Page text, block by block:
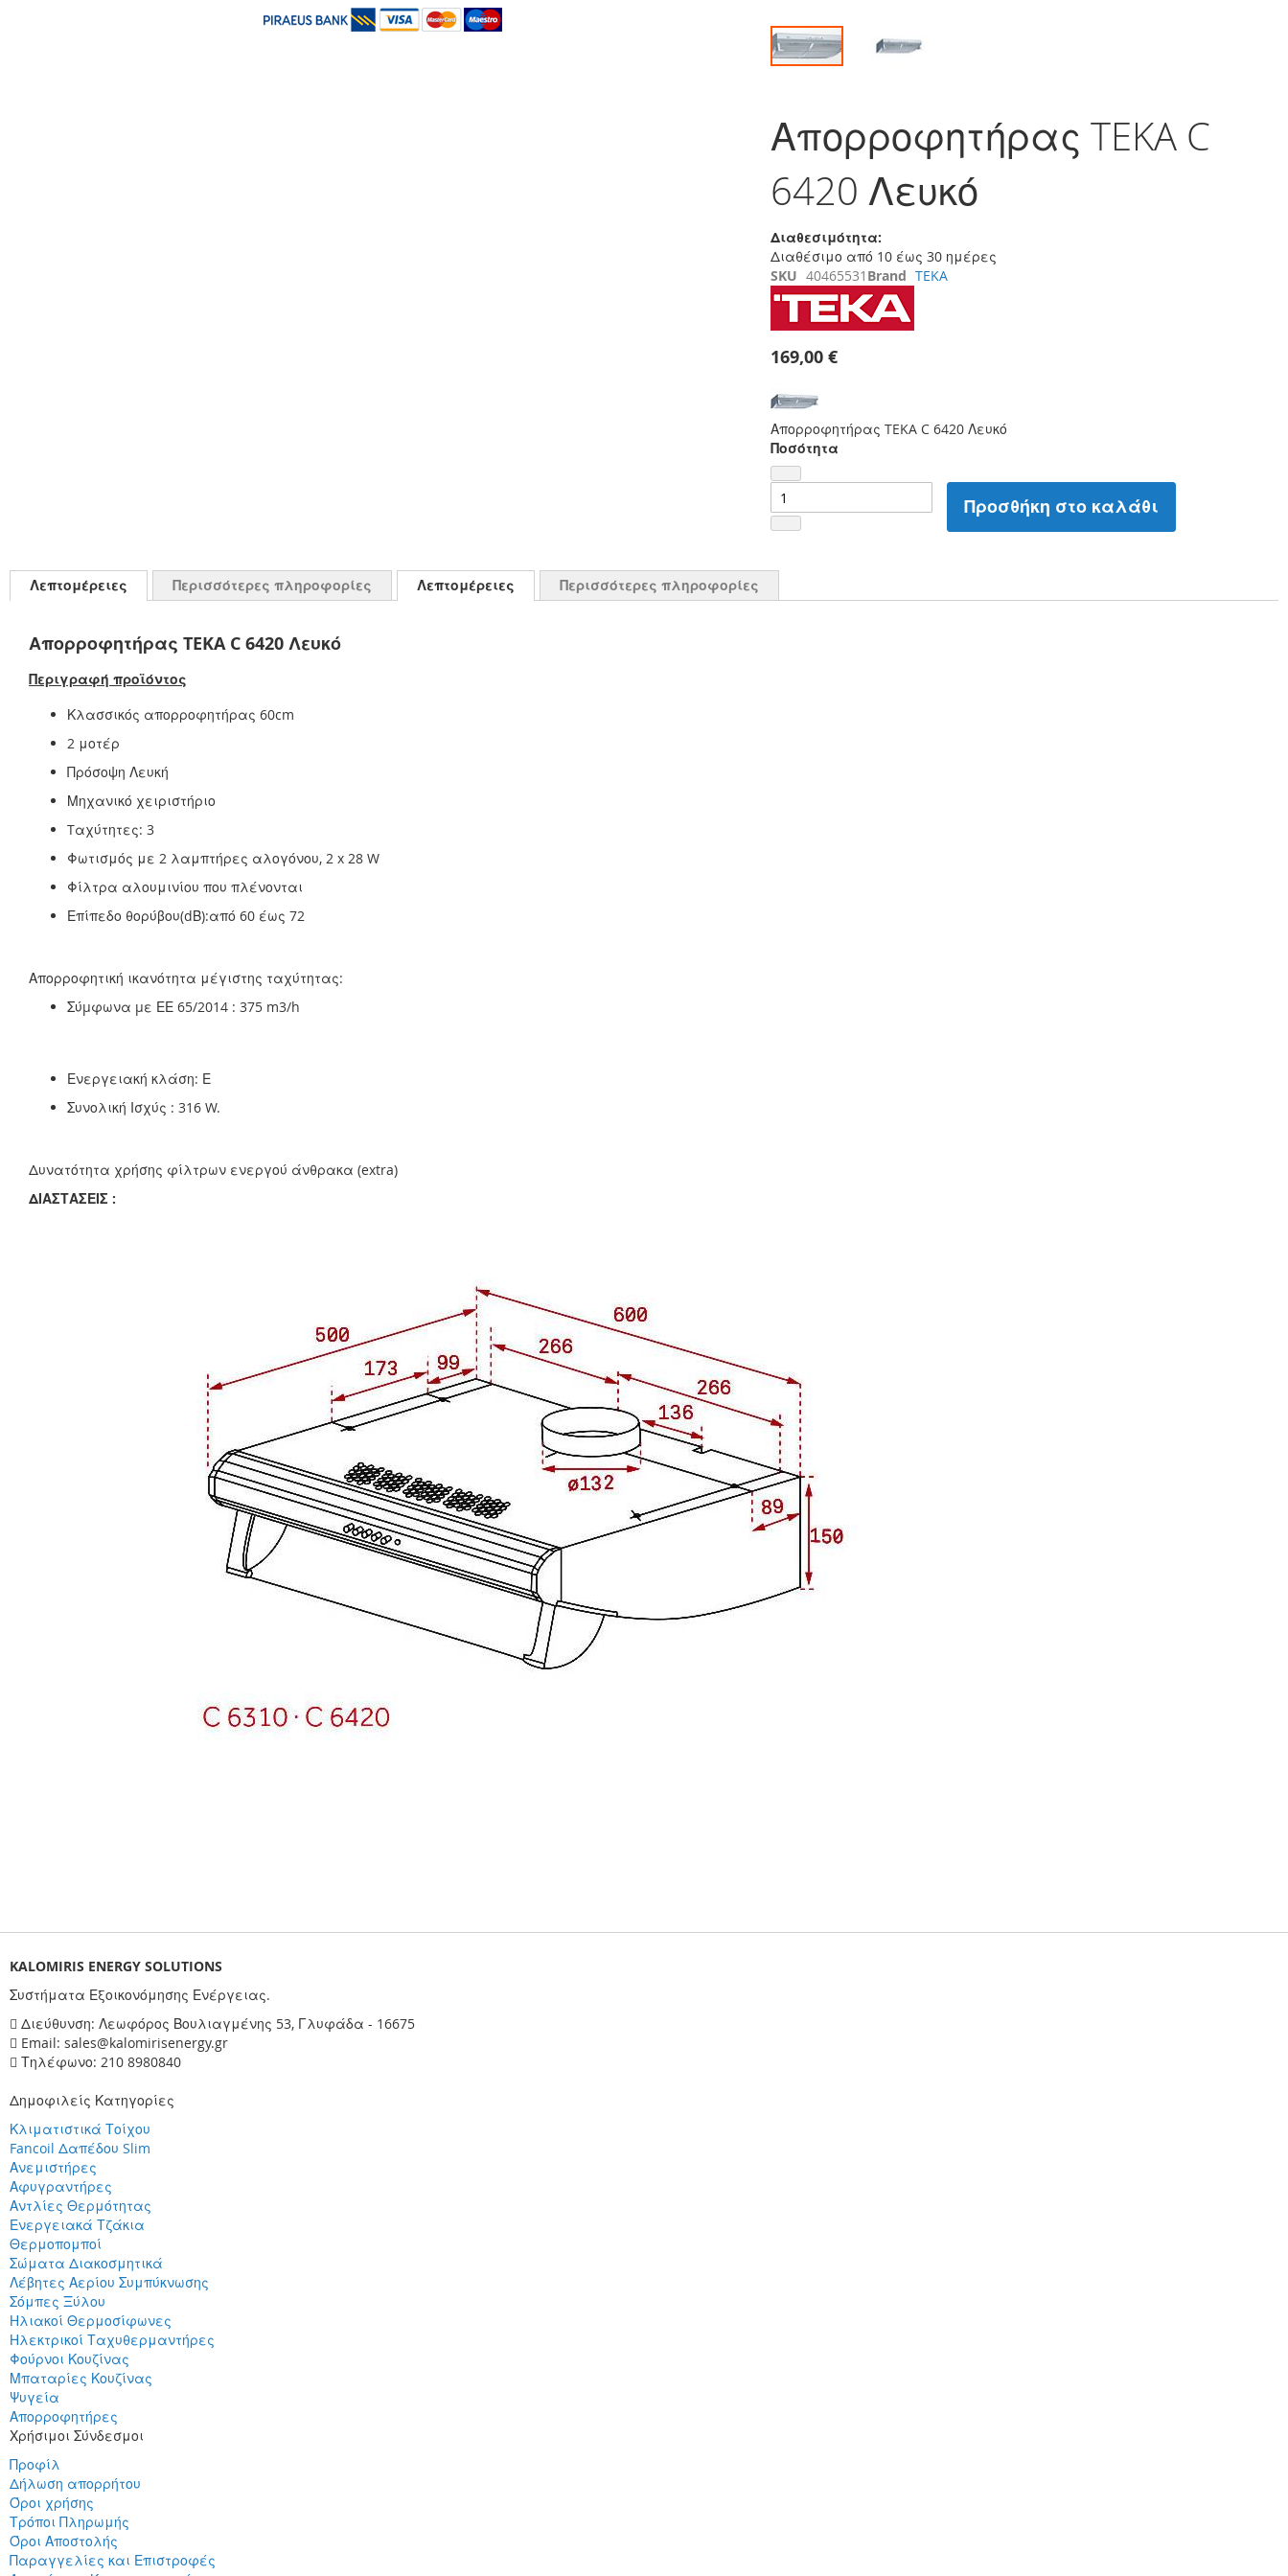
αρχή
της
εικόνων
Απορροφητήρας TEKA C
6420 Λευκό
Διαθεσιμότητα:
Διαθέσιμο από 10 έως 30 ημέρες
SKU 40465531 Brand TEKA
169,00 €
Απορροφητήρας TEKA C 6420 Λευκό
Ποσότητα
Προσθήκη στο καλάθι
Λεπτομέρειες Περισσότερες πληροφορίες Λεπτομέρειες
Απορροφητήρας TEKA C 6420 Λευκό
Περιγραφή προϊόντος
Κλασσικός απορροφητήρας 60cm
2 μοτέρ
Πρόσοψη Λευκή
Μηχανικό χειριστήριο
Tαχύτητες: 3
Φωτισμός με 2 λαμπτήρες αλογόνου, 2 x 28 W
Φίλτρα αλουμινίου που πλένονται
Επίπεδο θορύβου(dΒ):από 60 έως 72
Απορροφητική ικανότητα μέγιστης ταχύτητας:
Σύµφωνα µε ΕΕ 65/2014 : 375 m3/h
Ενεργειακή κλάση: Ε
Συνολική Ισχύς : 316 W.
Δυνατότητα χρήσης φίλτρων ενεργού άνθρακα (extra)
ΔΙΑΣΤΑΣΕΙΣ :
Περισσότερες πληροφορίες
KALOMIRIS ENERGY SOLUTIONS
Συστήματα Εξοικονόμησης Ενέργειας.
Διεύθυνση: Λεωφόρος Βουλιαγμένης 53, Γλυφάδα - 16675
Email: sales@kalomirisenergy.gr
Τηλέφωνο: 210 8980840
Δημοφιλείς Κατηγορίες
Κλιματιστικά Τοίχου
Fancoil Δαπέδου Slim
Ανεμιστήρες
Αφυγραντήρες
Αντλίες Θερμότητας
Ενεργειακά Τζάκια
Θερμοπομποί
Σώματα Διακοσμητικά
Λέβητες Αερίου Συμπύκνωσης
Σόμπες Ξύλου
Ηλιακοί Θερμοσίφωνες
Ηλεκτρικοί Ταχυθερμαντήρες
Φούρνοι Κουζίνας
Μπαταρίες Κουζίνας
Ψυγεία
Απορροφητήρες
Χρήσιμοι Σύνδεσμοι
Προφίλ
Δήλωση απορρήτου
Όροι χρήσης
Τρόποι Πληρωμής
Όροι Αποστολής
Παραγγελίες και Επιστροφές